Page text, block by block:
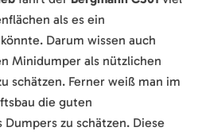
als es ein
Darum wissen auch
Minidumper als nützlichen
schätzen. Ferner weiß man im
die guten
Dumpers zu schätzen. Diese